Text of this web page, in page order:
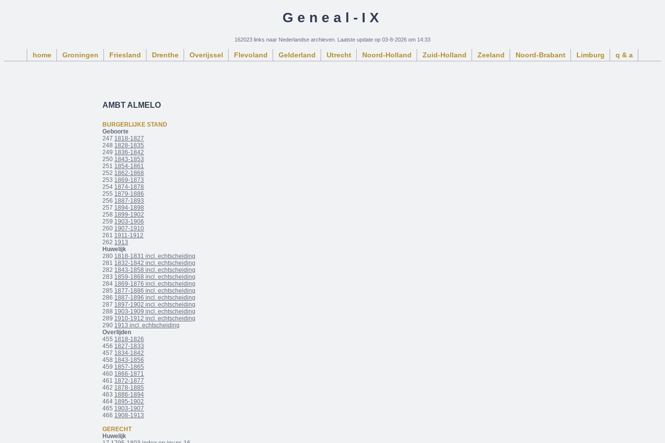
Geneal-IX
162023 links naar Nederlandse archieven. Laatste update op 03-8-2026 om 14:33
home Groningen Friesland Drenthe Overijssel Flevoland Gelderland Utrecht Noord-Holland Zuid-Holland Zeeland Noord-Brabant Limburg q & a
AMBT ALMELO
BURGERLIJKE STAND
Geboorte
247 1818-1827
248 1828-1835
249 1836-1842
250 1843-1853
251 1854-1861
252 1862-1868
253 1869-1873
254 1874-1878
255 1879-1886
256 1887-1893
257 1894-1898
258 1899-1902
259 1903-1906
260 1907-1910
261 1911-1912
262 1913
Huwelijk
280 1818-1831 incl. echtscheiding
281 1832-1842 incl. echtscheiding
282 1843-1858 incl. echtscheiding
283 1859-1868 incl. echtscheiding
284 1869-1876 incl. echtscheiding
285 1877-1886 incl. echtscheiding
286 1887-1896 incl. echtscheiding
287 1897-1902 incl. echtscheiding
288 1903-1909 incl. echtscheiding
289 1910-1912 incl. echtscheiding
290 1913 incl. echtscheiding
Overlijden
455 1818-1826
456 1827-1833
457 1834-1842
458 1843-1856
459 1857-1865
460 1866-1871
461 1872-1877
462 1878-1885
463 1886-1894
464 1895-1902
465 1903-1907
466 1908-1913
GERECHT
Huwelijk